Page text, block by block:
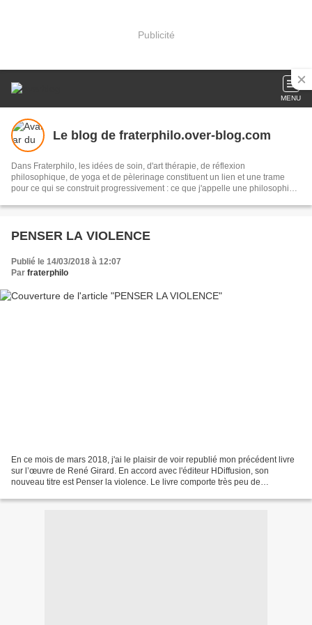
Publicité
MENU
Le blog de fraterphilo.over-blog.com
Dans Fraterphilo, les idées de soin, d'art thérapie, de réflexion
philosophique, de yoga et de pèlerinage constituent un lien et une trame
pour ce qui se construit progressivement : ce que j'appelle une philosophie
PENSER LA VIOLENCE
Publié le 14/03/2018 à 12:07
Par fraterphilo
En ce mois de mars 2018, j'ai le plaisir de voir republié mon précédent livre
sur l’œuvre de René Girard. En accord avec l'éditeur HDiffusion, son
nouveau titre est Penser la violence. Le livre comporte très peu de